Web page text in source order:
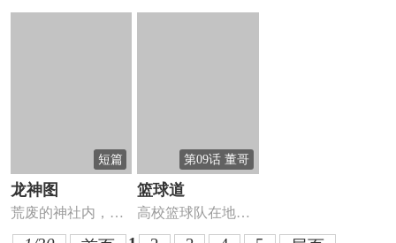
日笑着的男孩，调
比叡山延历寺的创
短篇
龙神图
荒废的神社内，究
竟何物现形？神与
第09话 董哥
篮球道
高校篮球队在地区
赛中一败再败，面